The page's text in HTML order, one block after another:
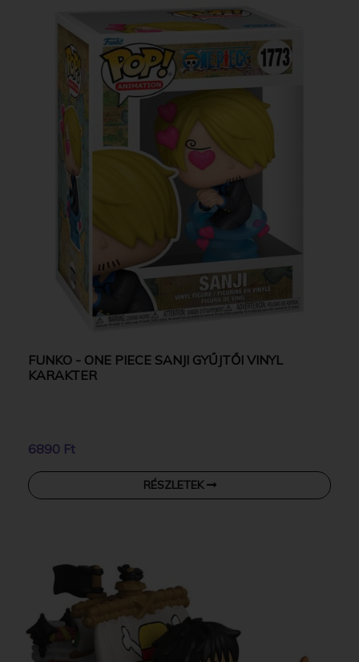
FUNKO - ONE PIECE SANJI GYŰJTŐI VINYL
KARAKTER
6890 Ft
RÉSZLETEK